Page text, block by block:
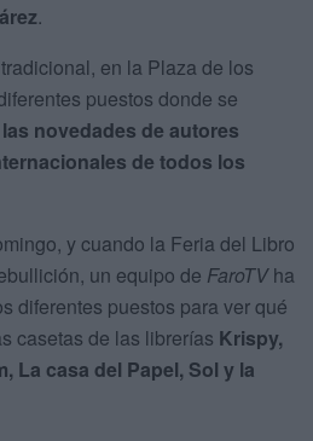
.
en la Plaza de los
puestos donde se
novedades de autores
de todos los
y cuando la Feria del Libro
un equipo de FaroTVha
diferentes puestos para ver qué
casetas de las librerías Krispy,
La casa del Papel, Sol y la